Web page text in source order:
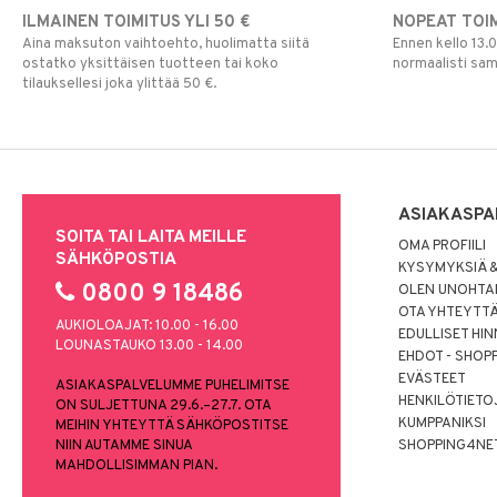
Ripsiväri
Silmänrajauskynät
ILMAINEN TOIMITUS YLI 50 €
Aina maksuton vaihtoehto, huolimatta siitä
ostatko yksittäisen tuotteen tai koko
tilauksellesi joka ylittää 50 €.
NOPEAT
Ennen kello
normaalisti
SOITA TAI LAITA MEILLE
SÄHKÖPOSTIA
0800 9 18486
AUKIOLOAJAT: 10.00 - 16.00
LOUNASTAUKO 13.00 - 14.00
ASIAKASPALVELUMME PUHELIMITSE
ON SULJETTUNA 29.6.–27.7. OTA
MEIHIN YHTEYTTÄ SÄHKÖPOSTITSE
NIIN AUTAMME SINUA
MAHDOLLISIMMAN PIAN.
OMA PROFIILI
KYSYMYKSIÄ
OLEN
OTA
EDULLISET
EHDOT -
EVÄSTEET
KUMPPANIKSI